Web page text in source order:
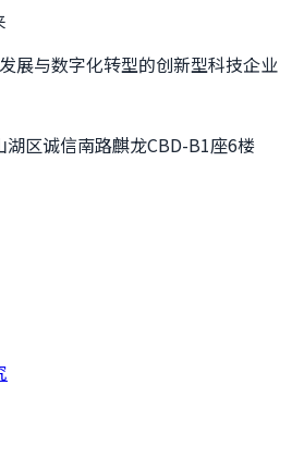
展与数字化转型的创新型科技企业
湖区诚信南路麒龙CBD-B1座6楼